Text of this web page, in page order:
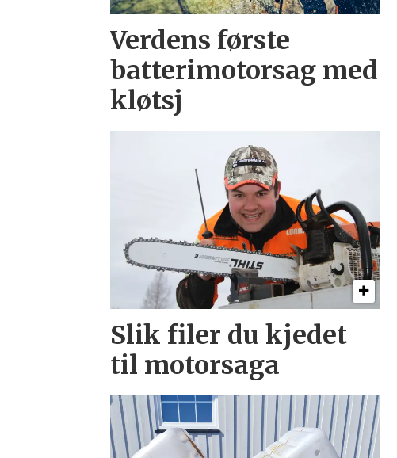
Verdens første
batteri­motorsag med
kløtsj
Slik filer du kjedet
til motorsaga